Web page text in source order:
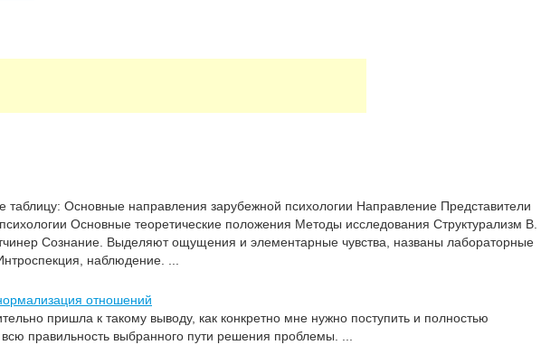
таблицу: Основные направления зарубежной психологии Направление Представители
Основные теоретические положения Методы исследования Структурализм В.
Сознание. Выделяют ощущения и элементарные чувства, названы лабораторные
наблюдение. ...
отношений
пришла к такому выводу, как конкретно мне нужно поступить и полностью
правильность выбранного пути решения проблемы. ...